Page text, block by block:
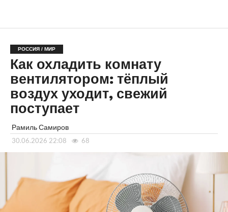
РОССИЯ / МИР
Как охладить комнату
вентилятором: тёплый
воздух уходит, свежий
поступает
Рамиль Самиров
30.06.2026 22:08 68